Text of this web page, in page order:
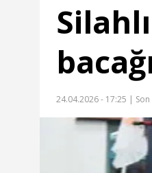
24.04.2026 - 17:25 |